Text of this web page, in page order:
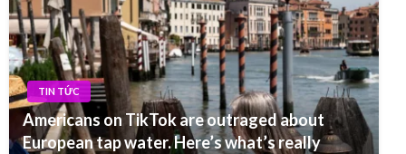
TIN TỨC
Americans on TikTok are outraged about
European tap water. Here’s what’s really